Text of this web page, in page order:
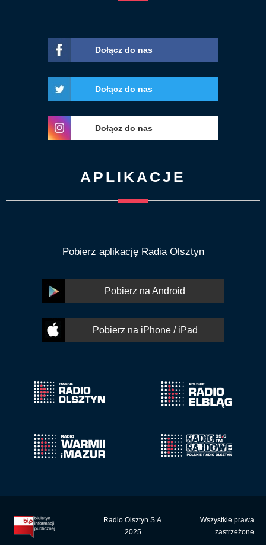
Dołącz do nas
Dołącz do nas
Dołącz do nas
APLIKACJE
Pobierz aplikację Radia Olsztyn
Pobierz na Android
Pobierz na iPhone / iPad
Radio Olsztyn S.A.
2025
Wszystkie prawa
zastrzeżone